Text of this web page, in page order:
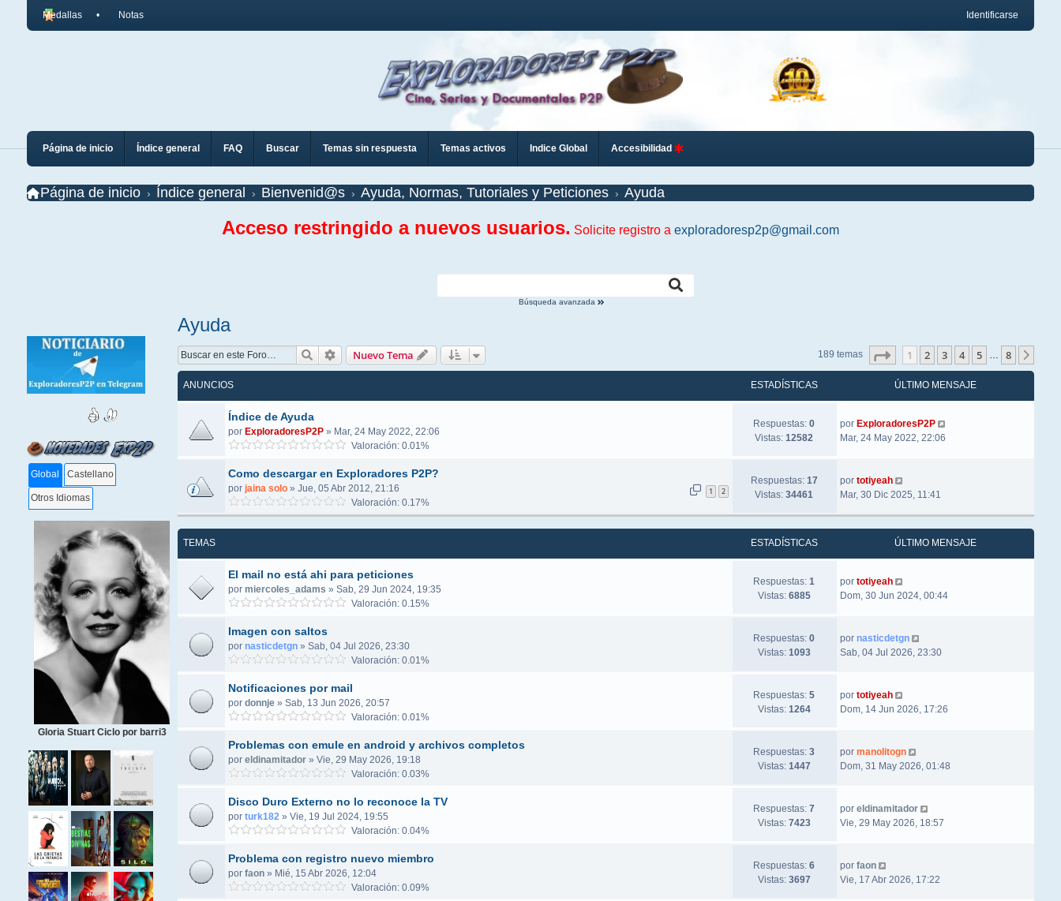
Identificarse
Medallas Notas
Página de inicio Índice general FAQ Buscar Temas sin respuesta Temas activos Indice Global Accesibilidad
Página de inicio Índice general Bienvenid@s Ayuda, Normas, Tutoriales y Peticiones Ayuda
Acceso restringido a nuevos usuarios. Solicite registro a exploradoresp2p@gmail.com
Búsqueda avanzada
Global Castellano
Otros Idiomas
Gloria Stuart Ciclo por barri3
Ayuda
BuscarBúsqueda avanzada
Nuevo Tema 189 temas Página1 de
1 2 3 4 5 … 8
ANUNCIOS ESTADÍSTICAS ÚLTIMO MENSAJE
Índice de Ayuda
por ExploradoresP2P» Mar, 24 May 2022, 22:06
Valoración: 0.01%
Respuestas:0
Vistas:12582
por ExploradoresP2P
Mar, 24 May 2022, 22:06
Como descargar en Exploradores P2P?
por jaina solo» Jue, 05 Abr 2012, 21:16 1 2
Valoración: 0.17%
Respuestas: 17
Vistas:34461
por totiyeah
Mar, 30 Dic 2025, 11:41
TEMAS ESTADÍSTICAS ÚLTIMO MENSAJE
El mail no está ahi para peticiones
por miercoles_adams » Sab, 29 Jun 2024, 19:35
Valoración: 0.15%
Respuestas:1
Vistas: 6885
por totiyeah
Dom, 30 Jun 2024, 00:44
Imagen con saltos
por nasticdetgn» Sab, 04 Jul 2026, 23:30
Valoración: 0.01%
Respuestas:0
Vistas: 1093
por nasticdetgn
Sab, 04 Jul 2026, 23:30
Notificaciones por mail
por donnje» Sab, 13 Jun 2026, 20:57
Valoración: 0.01%
Respuestas:5
Vistas: 1264
por totiyeah
Dom, 14 Jun 2026, 17:26
Problemas con emule en android y archivos completos
por eldinamitador» Vie, 29 May 2026, 19:18
Valoración: 0.03%
Respuestas:3
Vistas: 1447
por manolitogn
Dom, 31 May 2026, 01:48
Disco Duro Externo no lo reconoce la TV
por turk182» Vie, 19 Jul 2024, 19:55
Valoración: 0.04%
Respuestas:7
Vistas: 7423
por eldinamitador
Vie, 29 May 2026, 18:57
Problema con registro nuevo miembro
por faon» Mié, 15 Abr 2026, 12:04
Valoración: 0.09%
Respuestas:6
Vistas: 3697
por faon
Vie, 17 Abr 2026, 17:22